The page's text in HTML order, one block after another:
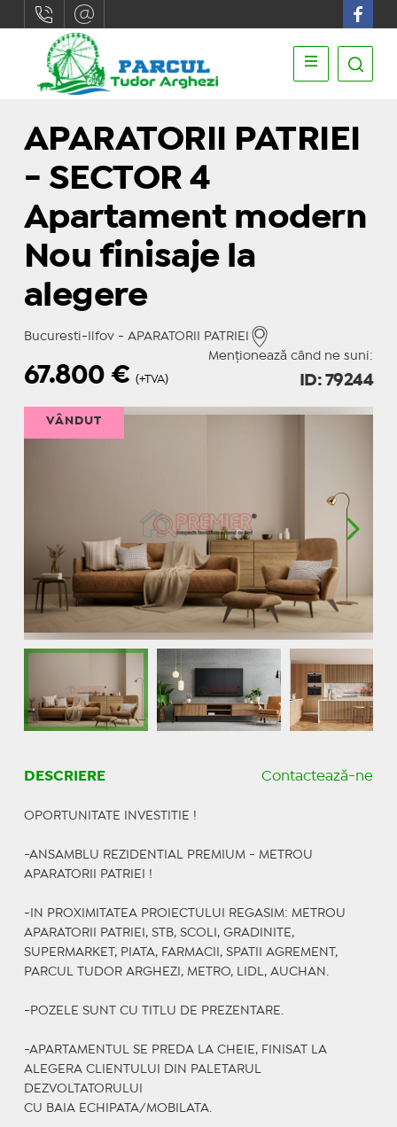
APARATORII PATRIEI
- SECTOR 4
Apartament modern
Nou finisaje la
alegere
Bucuresti-Ilfov - APARATORII PATRIEI
Menționează când ne suni:
67.800€ (+TVA) ID: 79244
VÂNDUT
DESCRIERE Contactează-ne
OPORTUNITATE INVESTITIE !
-ANSAMBLU REZIDENTIAL PREMIUM - METROU
APARATORII PATRIEI !
-IN PROXIMITATEA PROIECTULUI REGASIM: METROU
APARATORII PATRIEI, STB, SCOLI, GRADINITE,
SUPERMARKET, PIATA, FARMACII, SPATII AGREMENT,
PARCUL TUDOR ARGHEZI, METRO, LIDL, AUCHAN.
-POZELE SUNT CU TITLU DE PREZENTARE.
-APARTAMENTUL SE PREDA LA CHEIE, FINISAT LA
ALEGERA CLIENTULUI DIN PALETARUL
DEZVOLTATORULUI
CU BAIA ECHIPATA/MOBILATA.